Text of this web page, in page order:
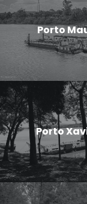
Porto
Porto